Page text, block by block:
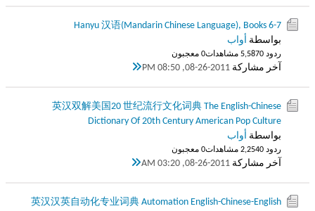
Hanyu 汉语(Mandarin Chinese Language), Books 6-7
بواسطة أواب
ردود 0 5,587 مشاهدات 0 معجبون
آخر مشاركة 08-26-2011, 08:50 PM
英汉双解美国20 世纪流行文化词典 The English-Chinese
Dictionary Of 20th Century American Pop Culture
بواسطة أواب
ردود 0 2,254 مشاهدات 0 معجبون
آخر مشاركة 08-26-2011, 03:20 AM
英汉汉英自动化专业词典 Automation English-Chinese-English